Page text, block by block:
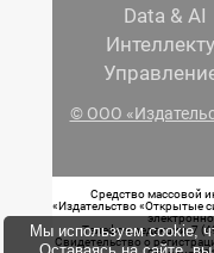
Data & AI
© ООО
Средство массовой
«Издательство «Открытые
Телефон редакции: 7
Свидетельство о
Мы используем cookie,